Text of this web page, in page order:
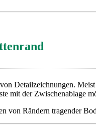
Detailzeichnungen.
mit der Zwischenablage
von Rändern tragender